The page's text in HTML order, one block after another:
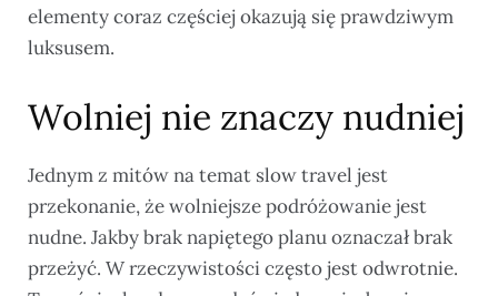
elementy coraz częściej okazują się prawdziwym
luksusem.
Wolniej nie znaczy nudniej
Jednym z mitów na temat slow travel jest
przekonanie, że wolniejsze podróżowanie jest
nudne. Jakby brak napiętego planu oznaczał brak
przeżyć. W rzeczywistości często jest odwrotnie.